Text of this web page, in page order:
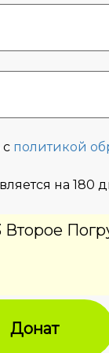
политикой
на 180
Второе
Донат